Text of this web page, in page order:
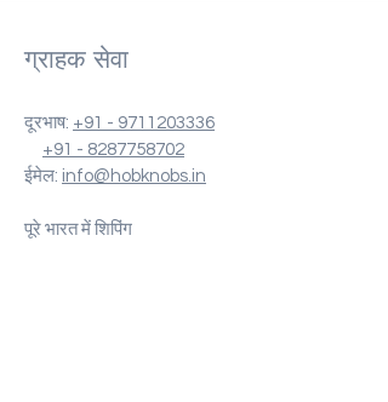
ग्राहक सेवा
दूरभाष: +91 - 9711203336
+91 - 8287758702
ईमेल: info@hobknobs.in
पूरे भारत में शिपिंग